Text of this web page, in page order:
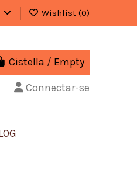
Wishlist (0)
Cistella / Empty
Connectar-se